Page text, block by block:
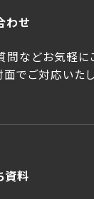
わせ
問などお気軽に
でご対応いたし
資料